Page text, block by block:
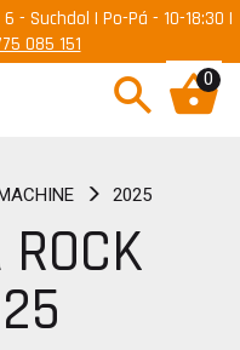
- Suchdol | Po-Pá - 10-18:30 |
085 151
0
2025